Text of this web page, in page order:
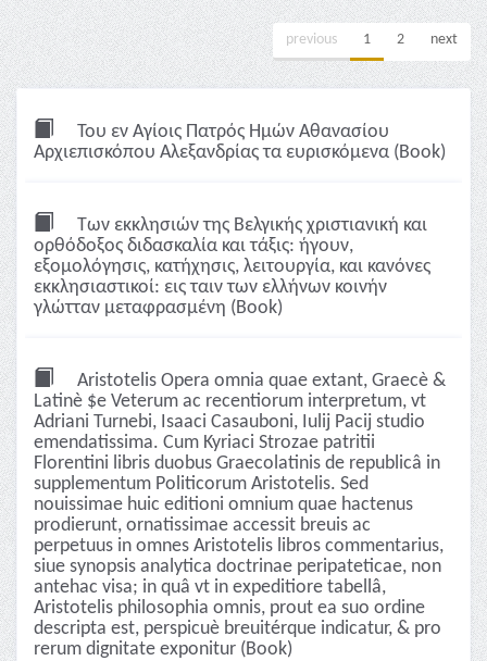
previous 1 2 next
Του εν Αγίοις Πατρός Ημών Αθανασίου
Αρχιεπισκόπου Αλεξανδρίας τα ευρισκόμενα (Book)
Των εκκλησιών της Βελγικής χριστιανική και
ορθόδοξος διδασκαλία και τάξις: ήγουν,
εξομολόγησις, κατήχησις, λειτουργία, και κανόνες
εκκλησιαστικοί: εις ταιν των ελλήνων κοινήν
γλώτταν μεταφρασμένη (Book)
Aristotelis Opera omnia quae extant, Graecè &
Latinè $e Veterum ac recentiorum interpretum, vt
Adriani Turnebi, Isaaci Casauboni, Iulij Pacij studio
emendatissima. Cum Kyriaci Strozae patritii
Florentini libris duobus Graecolatinis de republicâ in
supplementum Politicorum Aristotelis. Sed
nouissimae huic editioni omnium quae hactenus
prodierunt, ornatissimae accessit breuis ac
perpetuus in omnes Aristotelis libros commentarius,
siue synopsis analytica doctrinae peripateticae, non
antehac visa; in quâ vt in expeditiore tabellâ,
Aristotelis philosophia omnis, prout ea suo ordine
descripta est, perspicuè breuitérque indicatur, & pro
rerum dignitate exponitur (Book)